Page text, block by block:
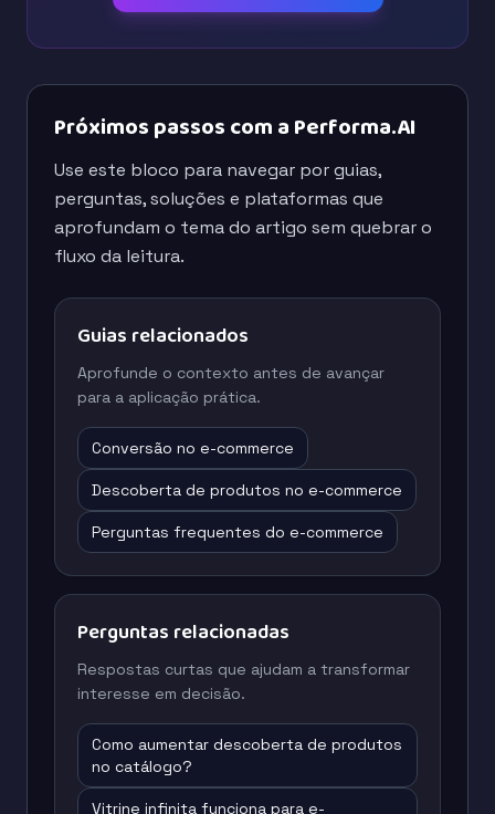
Próximos passos com a Performa.AI
Use este bloco para navegar por guias,
perguntas, soluções e plataformas que
aprofundam o tema do artigo sem quebrar o
fluxo da leitura.
Guias relacionados
Aprofunde o contexto antes de avançar
para a aplicação prática.
Conversão no e-commerce
Descoberta de produtos no e-commerce
Perguntas frequentes do e-commerce
Perguntas relacionadas
Respostas curtas que ajudam a transformar
interesse em decisão.
Como aumentar descoberta de produtos
no catálogo?
Vitrine infinita funciona para e-